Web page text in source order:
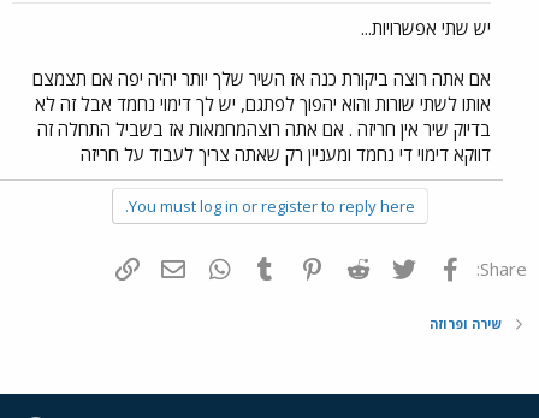
יש שתי אפשרויות...
אם אתה רוצה ביקורת כנה אז השיר שלך יותר יהיה יפה אם תצמצם
אותו לשתי שורות והוא יהפוך לפתגם, יש לך דימוי נחמד אבל זה לא
בדיוק שיר אין חריזה . אם אתה רוצהמחמאות אז בשביל התחלה זה
דווקא דימוי די נחמד ומעניין רק שאתה צריך לעבוד על חריזה
You must log in or register to reply here.
Share: פייסבוק Twitter
Reddit
Pinterest
Tumblr
WhatsAppדואר אלקטרוני
שירה ופרוזה